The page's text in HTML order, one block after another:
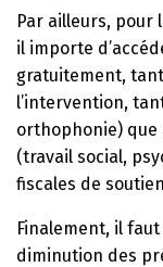
Par ailleurs, pour
il importe
gratuitement,
l’intervention,
orthophonie) que
(travail social,
fiscales de
Finalement, il
diminution des